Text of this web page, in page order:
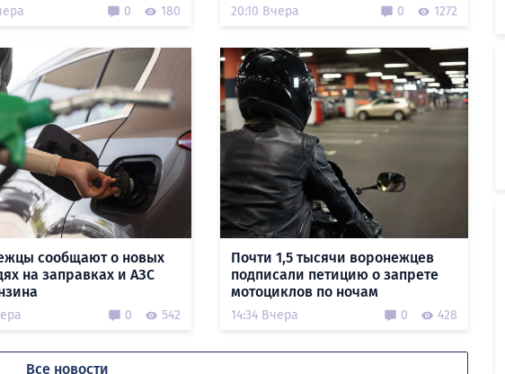
0 180 20:10 Вчера 0 1272
сообщают о новых
на заправках и АЗС
0 542
Почти 1,5 тысячи воронежцев
подписали петицию о запрете
мотоциклов по ночам
14:34 Вчера 0 428
Все новости